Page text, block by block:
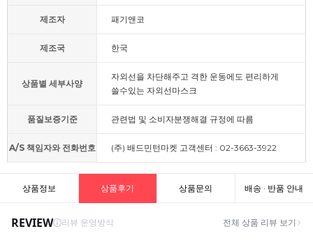
제조자 패기앤코
제조국 한국
상품별 세부사양
자외선을 차단해주고 격한 운동에도 편리하게
쓸수있는 자외선마스크
품질보증기준 관련법 및 소비자분쟁해결 규정에 따름
A/S 책임자와 전화번호 (주) 배드민턴마켓 고객센터 : 02-3663-3922
상품정보 상품후기 상품문의 배송 · 반품 안내